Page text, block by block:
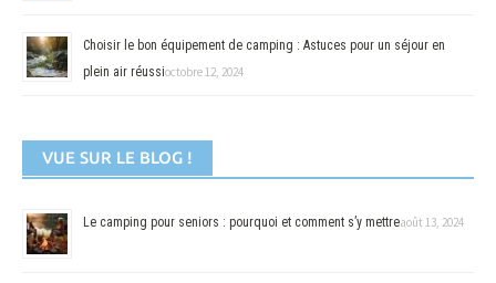
Choisir le bon équipement de camping : Astuces pour un séjour en
plein air réussioctobre 12, 2024
VUE SUR LE BLOG !
Le camping pour seniors : pourquoi et comment s’y mettreaoût 13, 2024